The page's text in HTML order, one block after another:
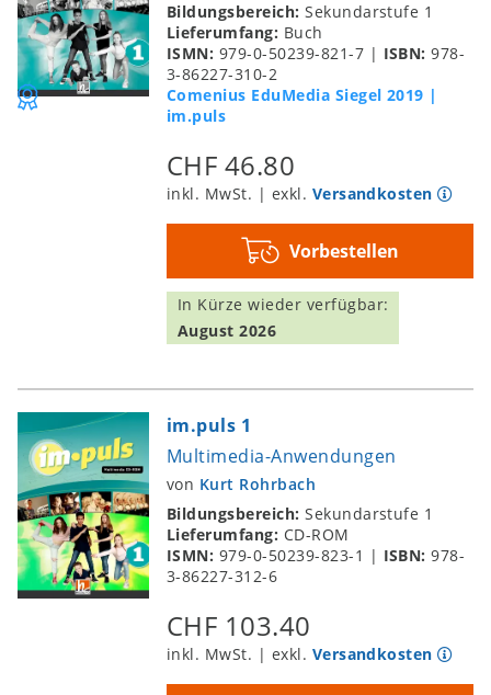
Bildungsbereich:Sekundarstufe 1
Lieferumfang: Buch
ISMN: 979-0-50239-821-7 | ISBN:978-
3-86227-310-2
Comenius EduMedia Siegel 2019 |
im.puls
CHF 46.80
inkl. MwSt. | exkl. Versandkosten
Vorbestellen
In Kürze wieder verfügbar:
August 2026
im.puls 1
Multimedia-Anwendungen
von Kurt Rohrbach
Bildungsbereich:Sekundarstufe 1
Lieferumfang: CD-ROM
ISMN: 979-0-50239-823-1 | ISBN:978-
3-86227-312-6
CHF 103.40
inkl. MwSt. | exkl. Versandkosten